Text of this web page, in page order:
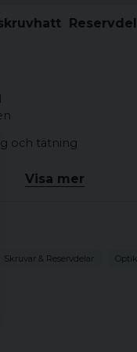
och tätning
9000SC,
längre inom
Visa mer
Skruvar & Reservdelar